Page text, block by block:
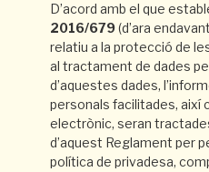
D’acord amb el que
2016/679(d’ara
relatiu a la protecció de
al tractament de dades
d’aquestes dades,
personals facilitades, així
electrònic, seran
d’aquest Reglament per
política de privadesa,